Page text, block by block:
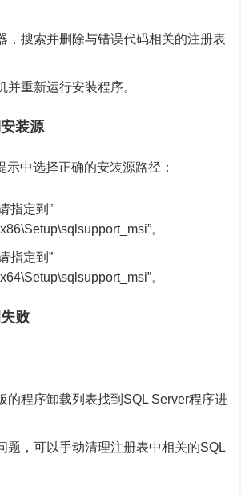
，搜索并删除与错误代码相关的注册表
并重新运行安装程序。
装源
示中选择正确的安装源路径：
指定到”
。
指定到”
。
败
的程序卸载列表找到SQL Server程序进
题，可以手动清理注册表中相关的SQL